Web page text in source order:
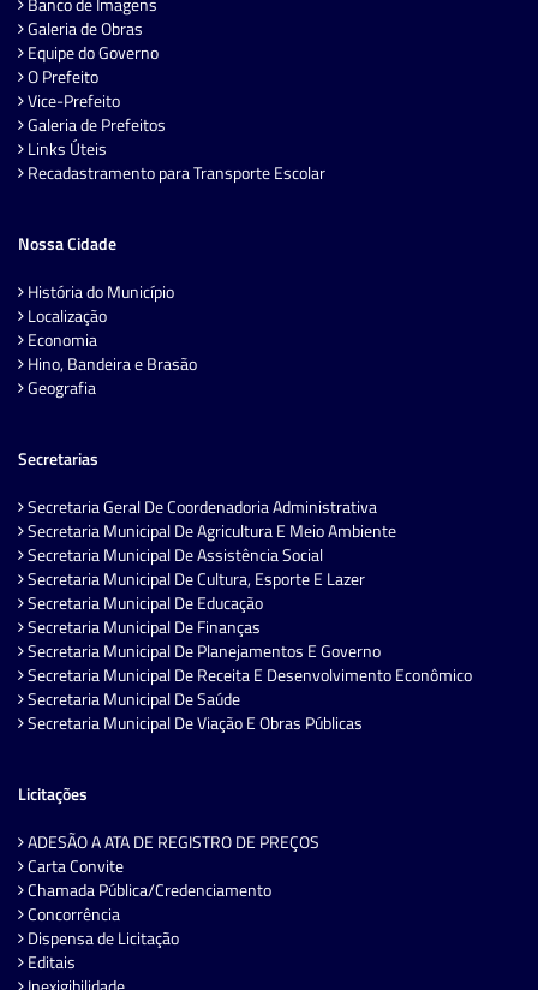
Galeria de Obras
Equipe do Governo
O Prefeito
Vice-Prefeito
Galeria de Prefeitos
Links Úteis
Recadastramento para Transporte Escolar
Nossa Cidade
História do Município
Localização
Economia
Hino, Bandeira e Brasão
Geografia
Secretarias
Secretaria Geral De Coordenadoria Administrativa
Secretaria Municipal De Agricultura E Meio Ambiente
Secretaria Municipal De Assistência Social
Secretaria Municipal De Cultura, Esporte E Lazer
Secretaria Municipal De Educação
Secretaria Municipal De Finanças
Secretaria Municipal De Planejamentos E Governo
Secretaria Municipal De Receita E Desenvolvimento Econômico
Secretaria Municipal De Saúde
Secretaria Municipal De Viação E Obras Públicas
Licitações
ADESÃO A ATA DE REGISTRO DE PREÇOS
Carta Convite
Chamada Pública/Credenciamento
Concorrência
Dispensa de Licitação
Editais